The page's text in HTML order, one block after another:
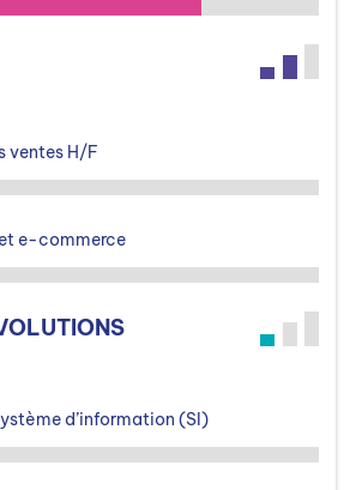
ventes H/F
e-commerce
d’information (SI)